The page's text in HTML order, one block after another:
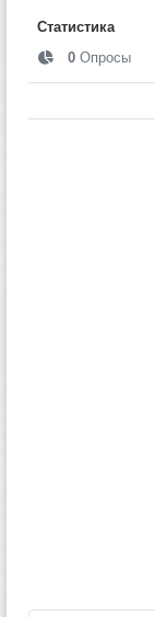
Статистика
0 Опросы